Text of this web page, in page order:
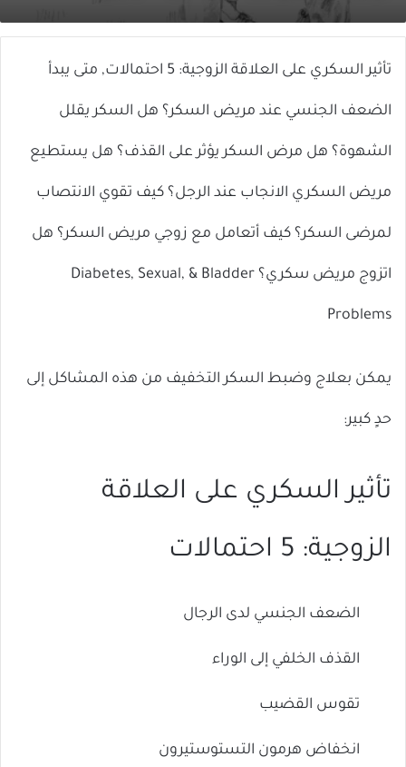
إلكترونيا
تأثير السكري على العلاقة الزوجية: 5 احتمالات, متى يبدأ
الضعف الجنسي عند مريض السكر؟ هل السكر يقلل
الشهوة؟ هل مرض السكر يؤثر على القذف؟ هل يستطيع
مريض السكري الانجاب عند الرجل؟ كيف تقوي الانتصاب
لمرضى السكر؟ كيف أتعامل مع زوجي مريض السكر؟ هل
اتزوج مريض سكري؟ Diabetes, Sexual, & Bladder
Problems
يمكن بعلاج وضبط السكر التخفيف من هذه المشاكل إلى
حدٍ كبير:
تأثير السكري على العلاقة
الزوجية: 5 احتمالات
الضعف الجنسي لدى الرجال
القذف الخلفي إلى الوراء
تقوس القضيب
انخفاض هرمون التستوستيرون